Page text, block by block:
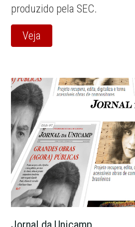
produzido pela SEC.
Veja
Jornal da Unicamp